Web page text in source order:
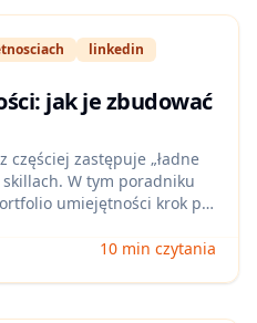
linkedin
jak je zbudować
zastępuje „ładne
W tym poradniku
umiejętności krok po
w aplikacjach.10 min czytania